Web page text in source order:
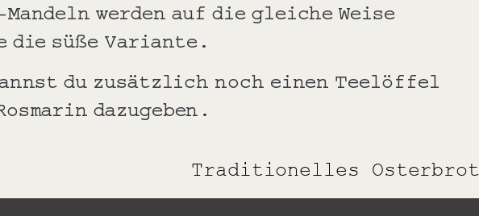
Mandeln werden auf die gleiche Weise
süße Variante.
du zusätzlich noch einen Teelöffel
dazugeben.
Traditionelles Osterbrot